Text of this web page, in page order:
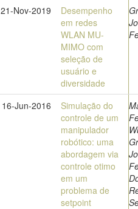
21-Nov-2019
Desempenho
em redes
WLAN MU-
MIMO com
seleção de
usuário e
diversidade
16-Jun-2016
Simulação do
controle de um
manipulador
robótico: uma
abordagem via
controle otimo
em um
problema de
setpoint